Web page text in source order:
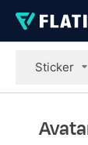
Sticker